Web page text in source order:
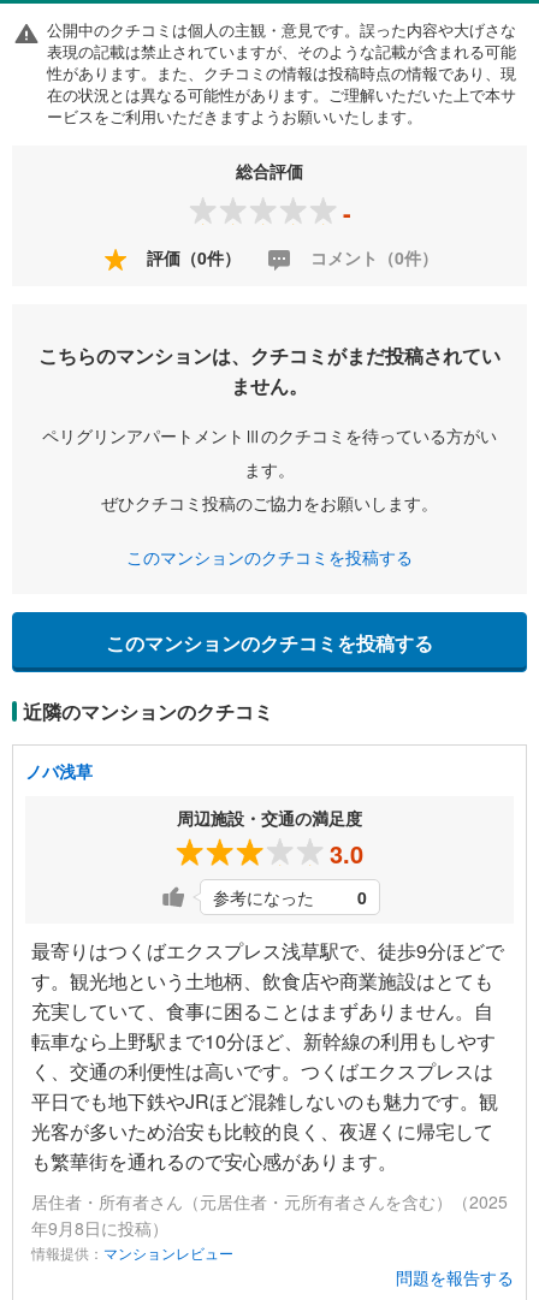
公開中のクチコミは個人の主観・意見です。誤った内容や大げさな
表現の記載は禁止されていますが、そのような記載が含まれる可能
性があります。また、クチコミの情報は投稿時点の情報であり、現
在の状況とは異なる可能性があります。ご理解いただいた上で本サ
ービスをご利用いただきますようお願いいたします。
総合評価
-
評価（0件） コメント（0件）
こちらのマンションは、クチコミがまだ投稿されてい
ません。
ペリグリンアパートメントⅢのクチコミを待っている方がい
ます。
ぜひクチコミ投稿のご協力をお願いします。
このマンションのクチコミを投稿する
このマンションのクチコミを投稿する
近隣のマンションのクチコミ
ノバ浅草
周辺施設・交通の満足度
3.0
参考になった 0
最寄りはつくばエクスプレス浅草駅で、徒歩9分ほどで
す。観光地という土地柄、飲食店や商業施設はとても
充実していて、食事に困ることはまずありません。自
転車なら上野駅まで10分ほど、新幹線の利用もしやす
く、交通の利便性は高いです。つくばエクスプレスは
平日でも地下鉄やJRほど混雑しないのも魅力です。観
光客が多いため治安も比較的良く、夜遅くに帰宅して
も繁華街を通れるので安心感があります。
居住者・所有者さん（元居住者・元所有者さんを含む）（2025
年9月8日に投稿）
情報提供： マンションレビュー
問題を報告する